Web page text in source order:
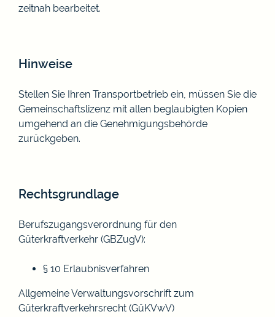
zeitnah bearbeitet.
Hinweise
Stellen Sie Ihren Transportbetrieb ein, müssen Sie die
Gemeinschaftslizenz mit allen beglaubigten Kopien
umgehend an die Genehmigungsbehörde
zurückgeben.
Rechtsgrundlage
Berufszugangsverordnung für den
Güterkraftverkehr (GBZugV):
§ 10 Erlaubnisverfahren
Allgemeine Verwaltungsvorschrift zum
Güterkraftverkehrsrecht (GüKVwV)